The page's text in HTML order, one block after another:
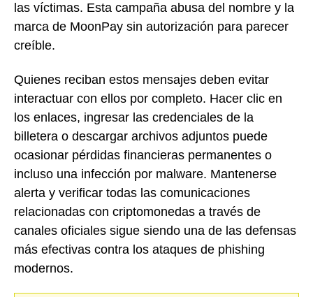
las víctimas. Esta campaña abusa del nombre y la
marca de MoonPay sin autorización para parecer
creíble.
Quienes reciban estos mensajes deben evitar
interactuar con ellos por completo. Hacer clic en
los enlaces, ingresar las credenciales de la
billetera o descargar archivos adjuntos puede
ocasionar pérdidas financieras permanentes o
incluso una infección por malware. Mantenerse
alerta y verificar todas las comunicaciones
relacionadas con criptomonedas a través de
canales oficiales sigue siendo una de las defensas
más efectivas contra los ataques de phishing
modernos.